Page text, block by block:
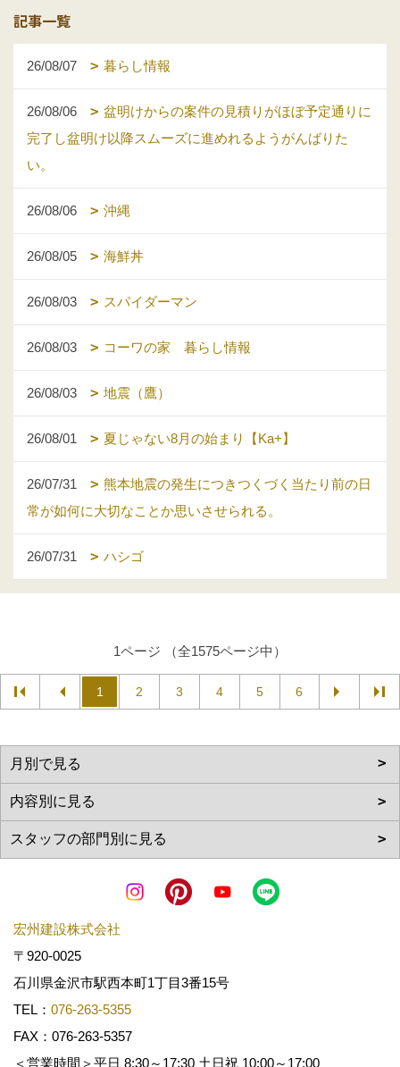
記事一覧
26/08/07 暮らし情報
26/08/06
盆明けからの案件の見積りがほぼ予定通りに
完了し盆明け以降スムーズに進めれるようがんばりた
い。
26/08/06 沖縄
26/08/05 海鮮丼
26/08/03 スパイダーマン
26/08/03 コーワの家 暮らし情報
26/08/03 地震（鷹）
26/08/01 夏じゃない8月の始まり【Ka+】
26/07/31
熊本地震の発生につきつくづく当たり前の日
常が如何に大切なことか思いさせられる。
26/07/31 ハシゴ
1ページ （全1575ページ中）
1 2 3 4 5 6
宏州建設株式会社
〒920-0025
石川県金沢市駅西本町1丁目3番15号
TEL： 076-263-5355
FAX：076-263-5357
＜営業時間＞平日 8:30～17:30 土日祝 10:00～17:00